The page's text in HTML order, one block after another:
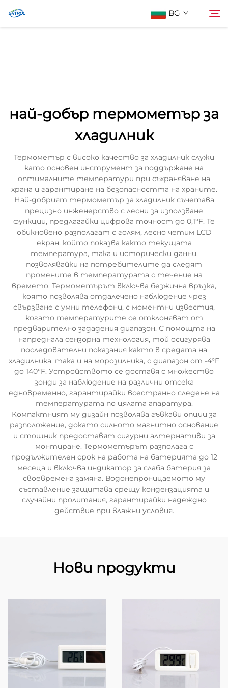
BG
Контактирайте Нас
най-добър термометър за
хладилник
Термометър с високо качество за хладилник служи
като основен инструмент за поддържане на
оптималните температури при съхраняване на
храна и гарантиране на безопасността на храните.
Най-добрият термометър за хладилник съчетава
прецизно инженерство с лесни за използване
функции, предлагайки цифрова точност до 0,1°F. Те
обикновено разполагат с голям, лесно четим LCD
екран, който показва както текущата
температура, така и исторически данни,
позволявайки на потребителите да следят
промените в температурата с течение на
времето. Термометърът включва безжична връзка,
която позволява отдалечено наблюдение чрез
свързване с умни телефони, с моментни известия,
когато температурите се отклоняват от
предварително зададения диапазон. С помощта на
напреднала сензорна технология, той осигурява
последователни показания както в средата на
хладилника, така и на морозилника, с диапазон от -4°F
до 140°F. Устройството се доставя с множество
зонди за наблюдение на различни отсека
едновременно, гарантирайки всестранно следене на
температурата по цялата апаратура.
Компактният му дизайн позволява гъвкави опции за
разположение, докато силното магнитно основание
и стошник предоставят сигурни алтернативи за
монтиране. Термометърът разполага с
продължителен срок на работа на батерията до 12
месеца и включва индикатор за слаба батерия за
своевремена замяна. Водонепроницаемото му
съставление защитава срещу кондензацията и
случайни пролитания, гарантирайки надеждно
действие при влажни условия.
Нови продукти